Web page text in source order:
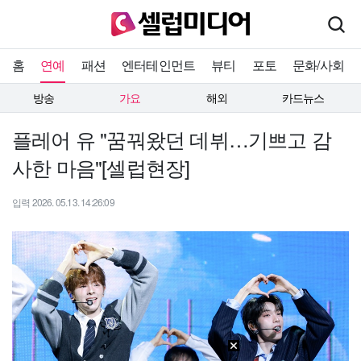
홈 연예 패션 엔터테인먼트 뷰티 포토 문화/사회
방송 가요 해외 카드뉴스
플레어 유 "꿈꿔왔던 데뷔…기쁘고 감
사한 마음"[셀럽현장]
입력 2026. 05.13. 14:26:09